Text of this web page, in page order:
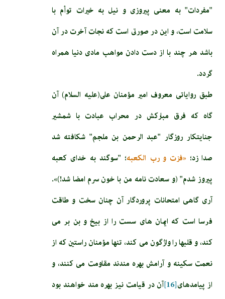
"مفردات" به معنى پيروزى و نيل به خيرات توأم با
سلامت است، و اين در صورتى است كه نجات آخرت در آن
باشد هر چند با از دست دادن مواهب مادى دنيا همراه
گردد.
طبق رواياتی معروف امير مؤمنان على(علیه السلام) آن
گاه كه فرق مباركش در محراب عبادت با شمشير
جنايتكار روزگار "عبد الرحمن بن ملجم‏" شكافته شد
صدا زد؛ «فزت و رب الكعبه؛ "سوگند به خداى كعبه
پيروز شدم" (و سعادت نامه من با خون سرم امضا شد!)».
آرى گاهى امتحانات پروردگار آن چنان سخت و طاقت‏
فرسا است كه ايمان­ هاى سست را از بيخ و بن بر مى‏
كند، و قلبها را واژگون مى‏ كند، تنها مؤمنان راستين كه از
نعمت سكينه و آرامش بهره‏ مندند مقاومت مى‏ كنند، و
از پيامدهاى‏[16] آن در قيامت نيز بهره‏ مند خواهند بود